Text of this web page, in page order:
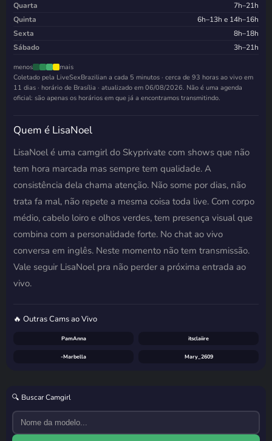
Quarta
7h–21h
Quinta
6h–13h e 14h–16h
Sexta
8h–18h
Sábado
3h–21h
menos
mais
Coletado pela LiveSexBrazilian a cada 5 minutos · cerca de 93 horas ao vivo em
11 dias · horário de Brasília · atualizado em 06/08/2026. Não é uma agenda
oficial: são apenas os horários em que já a encontramos transmitindo.
Quem é LisaNoel
LisaNoel é uma camgirl do Skyprivate com shows que não
tem hora marcada mas sempre tem qualidade. A
consistência dela chama atenção. Não some por dias, não
trata fa mal, não repete a mesma coisa toda live. Com corpo
médio, cabelo loiro e olhos verdes, tem presença visual que
combina com a personalidade forte. No chat ao vivo
conversa em inglês. Neste momento não tem transmissão.
Vale seguir LisaNoel pra não perder a próxima entrada ao
vivo.
🔥 Outras Cams ao Vivo
PamAnna itsclaiire
-Marbella Mary_2609
🔍 Buscar Camgirl